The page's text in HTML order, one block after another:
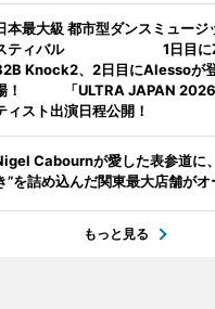
本最大級 都市型ダンスミュージ
ティバル 1日目に
Knock2、2日目にAlessoが
！ 「ULTRA JAPAN 2026
ィスト出演日程公開！
Cabournが愛した表参道に
”を詰め込んだ関東最大店舗がオ
もっと見る